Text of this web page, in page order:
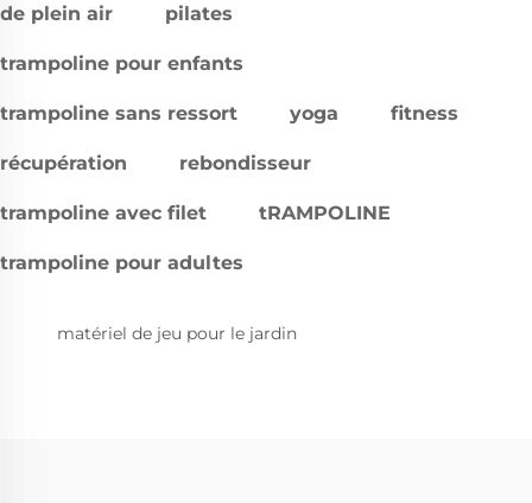
de plein air pilates
trampoline pour enfants
trampoline sans ressort yoga fitness
récupération rebondisseur
trampoline avec filet tRAMPOLINE
trampoline pour adultes
matériel de jeu pour le jardin